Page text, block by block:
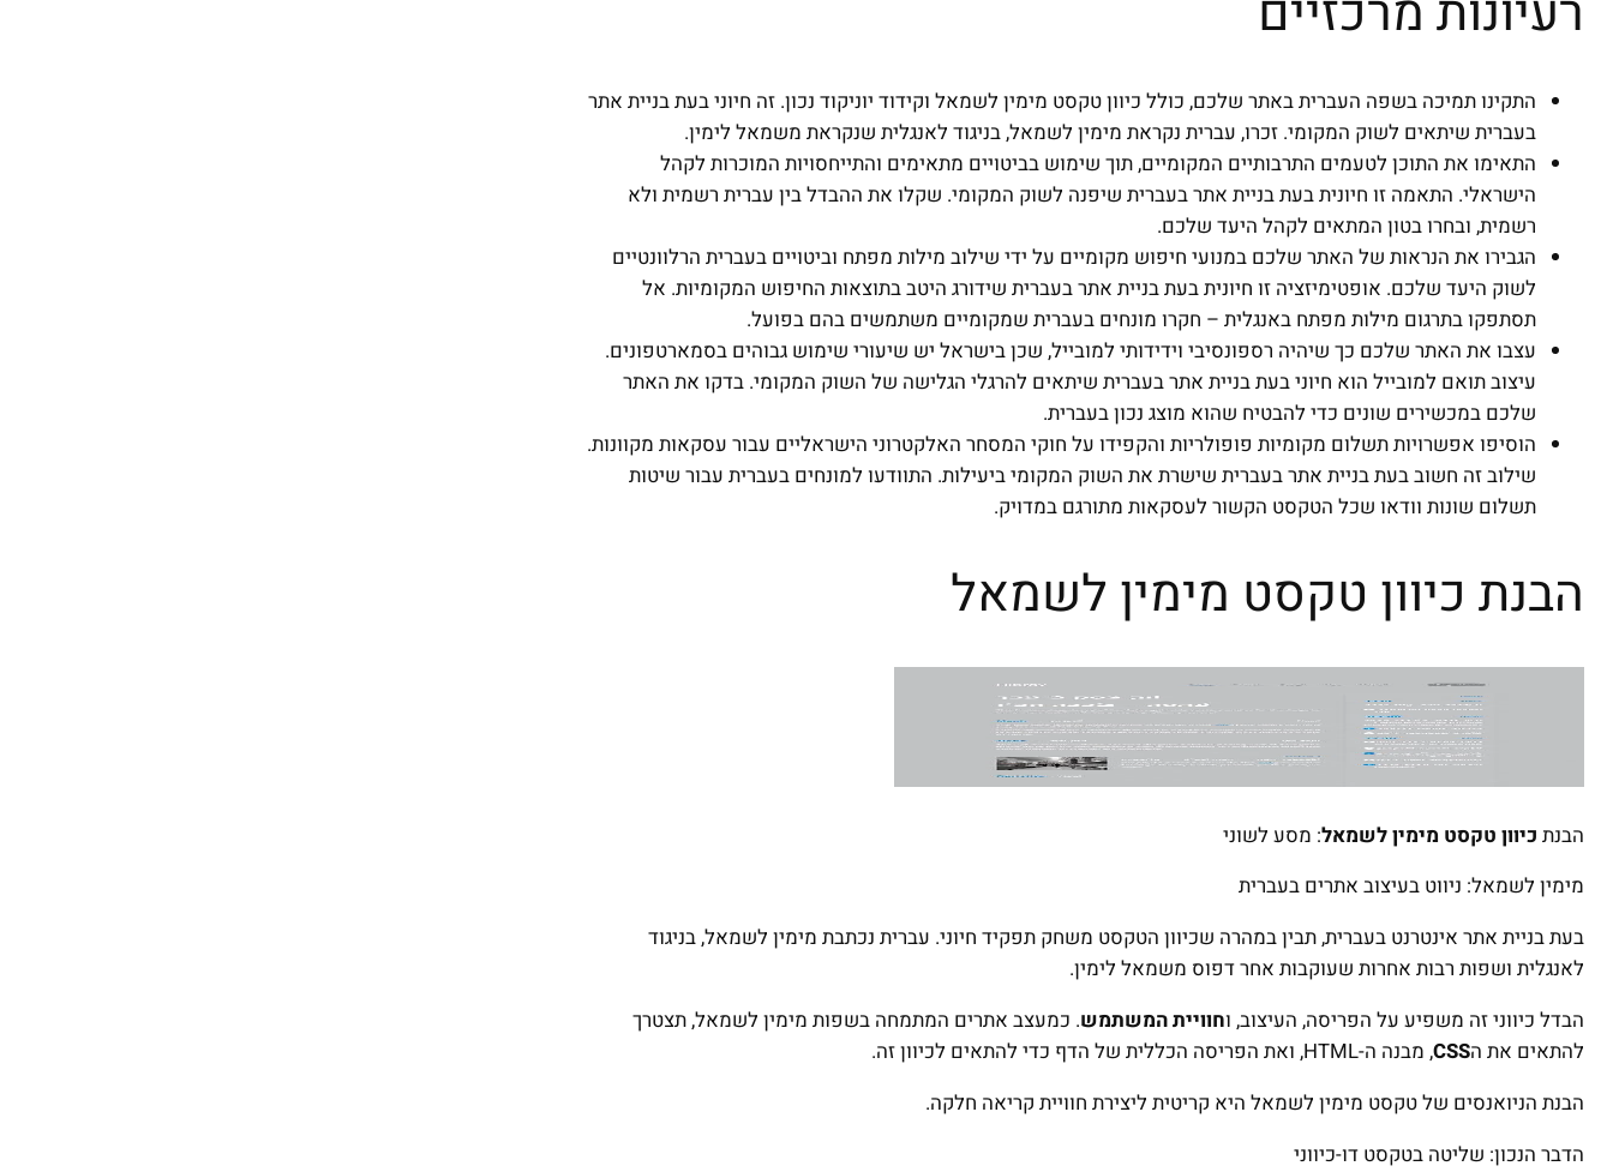
התקינו תמיכה בשפה העברית באתר שלכם, כולל כיוון טקסט מימין לשמאל וקידוד יוניקוד נכון. זה חיוני בעת בניית אתר
בעברית שיתאים לשוק המקומי. זכרו, עברית נקראת מימין לשמאל, בניגוד לאנגלית שנקראת משמאל לימין.
התאימו את התוכן לטעמים התרבותיים המקומיים, תוך שימוש בביטויים מתאימים והתייחסויות המוכרות לקהל
הישראלי. התאמה זו חיונית בעת בניית אתר בעברית שיפנה לשוק המקומי. שקלו את ההבדל בין עברית רשמית ולא
רשמית, ובחרו בטון המתאים לקהל היעד שלכם.
הגבירו את הנראות של האתר שלכם במנועי חיפוש מקומיים על ידי שילוב מילות מפתח וביטויים בעברית הרלוונטיים
לשוק היעד שלכם. אופטימיזציה זו חיונית בעת בניית אתר בעברית שידורג היטב בתוצאות החיפוש המקומיות. אל
תסתפקו בתרגום מילות מפתח באנגלית – חקרו מונחים בעברית שמקומיים משתמשים בהם בפועל.
עצבו את האתר שלכם כך שיהיה רספונסיבי וידידותי למובייל, שכן בישראל יש שיעורי שימוש גבוהים בסמארטפונים.
עיצוב תואם למובייל הוא חיוני בעת בניית אתר בעברית שיתאים להרגלי הגלישה של השוק המקומי. בדקו את האתר
שלכם במכשירים שונים כדי להבטיח שהוא מוצג נכון בעברית.
הוסיפו אפשרויות תשלום מקומיות פופולריות והקפידו על חוקי המסחר האלקטרוני הישראליים עבור עסקאות מקוונות.
שילוב זה חשוב בעת בניית אתר בעברית שישרת את השוק המקומי ביעילות. התוודעו למונחים בעברית עבור שיטות
תשלום שונות וודאו שכל הטקסט הקשור לעסקאות מתורגם במדויק.
הבנת כיוון טקסט מימין לשמאל
הבנת כיוון טקסט מימין לשמאל: מסע לשוני
מימין לשמאל: ניווט בעיצוב אתרים בעברית
בעת בניית אתר אינטרנט בעברית, תבין במהרה שכיוון הטקסט משחק תפקיד חיוני. עברית נכתבת מימין לשמאל, בניגוד
לאנגלית ושפות רבות אחרות שעוקבות אחר דפוס משמאל לימין.
הבדל כיווני זה משפיע על הפריסה, העיצוב, וחוויית המשתמש. כמעצב אתרים המתמחה בשפות מימין לשמאל, תצטרך
להתאים את הCSS, מבנה ה-HTML, ואת הפריסה הכללית של הדף כדי להתאים לכיוון זה.
הבנת הניואנסים של טקסט מימין לשמאל היא קריטית ליצירת חוויית קריאה חלקה.
הדבר הנכון: שליטה בטקסט דו-כיווני